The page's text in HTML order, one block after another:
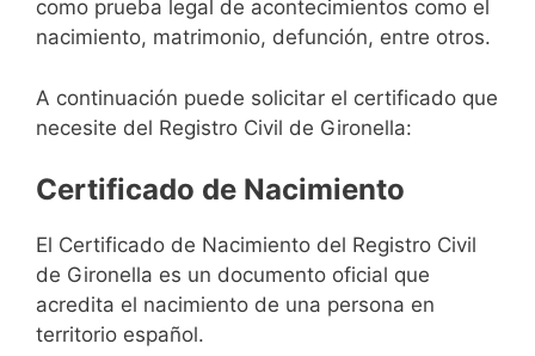
como prueba legal de acontecimientos como el
nacimiento, matrimonio, defunción, entre otros.
A continuación puede solicitar el certificado que
necesite del Registro Civil de Gironella:
Certificado de Nacimiento
El Certificado de Nacimiento del Registro Civil
de Gironella es un documento oficial que
acredita el nacimiento de una persona en
territorio español.